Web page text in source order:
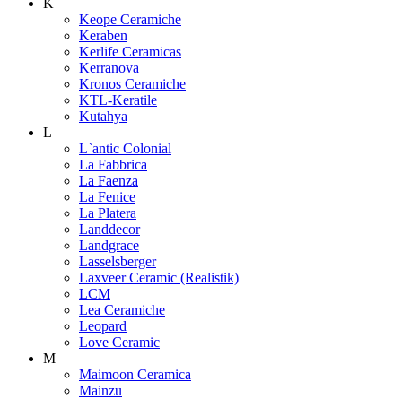
Keope Ceramiche
Keraben
Kerlife Ceramicas
Kerranova
Kronos Ceramiche
KTL-Keratile
Kutahya
L
L`antic Colonial
La Fabbrica
La Faenza
La Fenice
La Platera
Landdecor
Landgrace
Lasselsberger
Laxveer Ceramic (Realistik)
LCM
Lea Ceramiche
Leopard
Love Ceramic
M
Maimoon Ceramica
Mainzu